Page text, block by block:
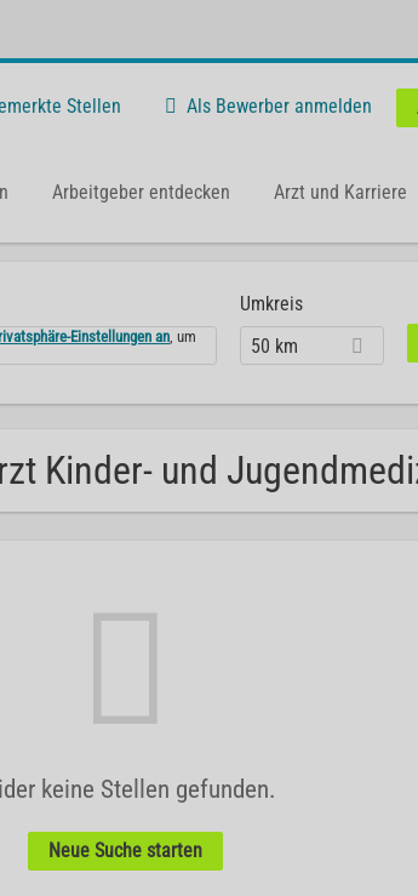
Stellen Als Bewerber anmelden
Arbeitgeber entdecken Arzt und Karriere
Einstellungen an, um
Umkreis
50 km
Kinder- und
keine Stellen gefunden.
Neue Suche starten